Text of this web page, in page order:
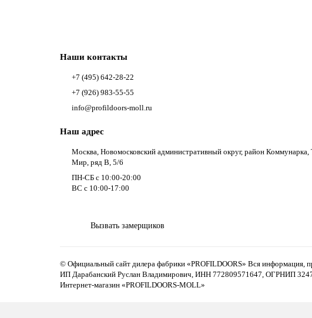
Наши контакты
+7 (495) 642-28-22
+7 (926) 983-55-55
info@profildoors-moll.ru
Наш адрес
Москва, Новомосковский административный округ, район
Мир, ряд В, 5/6
ПН-СБ с 10:00-20:00
ВС с 10:00-17:00
Вызвать замерщиков
© Официальный сайт дилера фабрики «PROFILDOORS» Вся информация,
ИП Дарабанский Руслан Владимирович, ИНН 772809571647, ОГРНИП
Интернет-магазин «PROFILDOORS-MOLL»